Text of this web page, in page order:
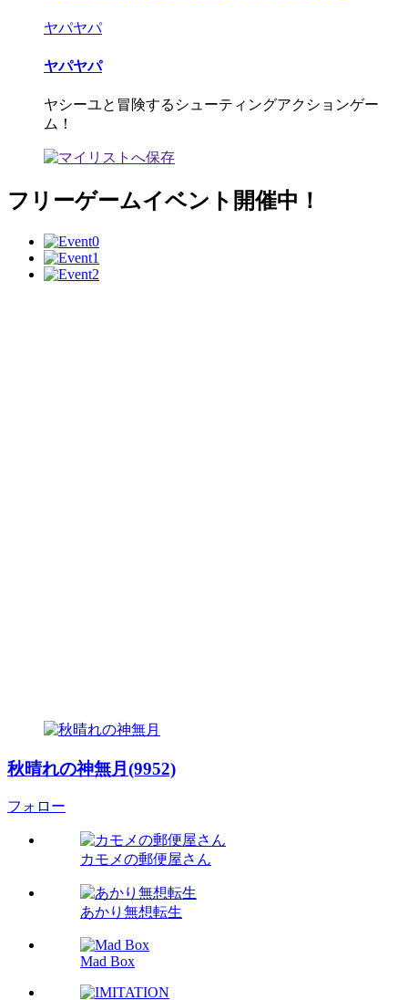
ヤパヤパ
ヤパヤパ
ヤシーユと冒険するシューティングアクションゲー
ム！
フリーゲームイベント開催中！
秋晴れの神無月(9952)
フォロー
カモメの郵便屋さん
あかり無想転生
Mad Box